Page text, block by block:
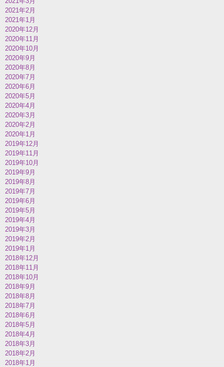
2021年2月
2021年1月
2020年12月
2020年11月
2020年10月
2020年9月
2020年8月
2020年7月
2020年6月
2020年5月
2020年4月
2020年3月
2020年2月
2020年1月
2019年12月
2019年11月
2019年10月
2019年9月
2019年8月
2019年7月
2019年6月
2019年5月
2019年4月
2019年3月
2019年2月
2019年1月
2018年12月
2018年11月
2018年10月
2018年9月
2018年8月
2018年7月
2018年6月
2018年5月
2018年4月
2018年3月
2018年2月
2018年1月